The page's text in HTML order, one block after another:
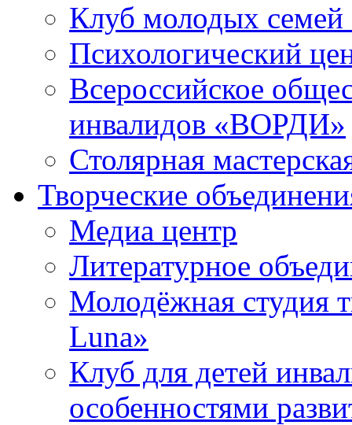
Клуб молодых
Психологический
Всероссийское
инвалидов «ВОРДИ»
Столярная
Творческие
Медиа центр
Литературное
Молодёжная студия
Luna»
Клуб для детей
особенностями